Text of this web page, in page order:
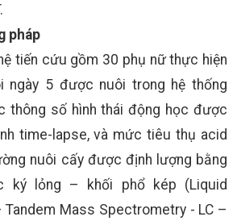
pháp
tiến cứu gồm 30 phụ nữ thực hiện
ngày 5 được nuôi trong hệ thống
thông số hình thái động học được
time-lapse, và mức tiêu thụ acid
nuôi cấy được định lượng bằng
ký lỏng – khối phổ kép (Liquid
Tandem Mass Spectrometry - LC –